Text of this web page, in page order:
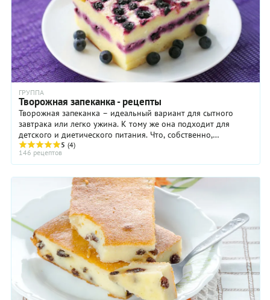
ГРУППА
Творожная запеканка - рецепты
Творожная запеканка – идеальный вариант для сытного
завтрака или легко ужина. К тому же она подходит для
детского и диетического питания. Что, собственно,
представляет собой рецепт творожной запеканки ...
5 (4)
146 рецептов